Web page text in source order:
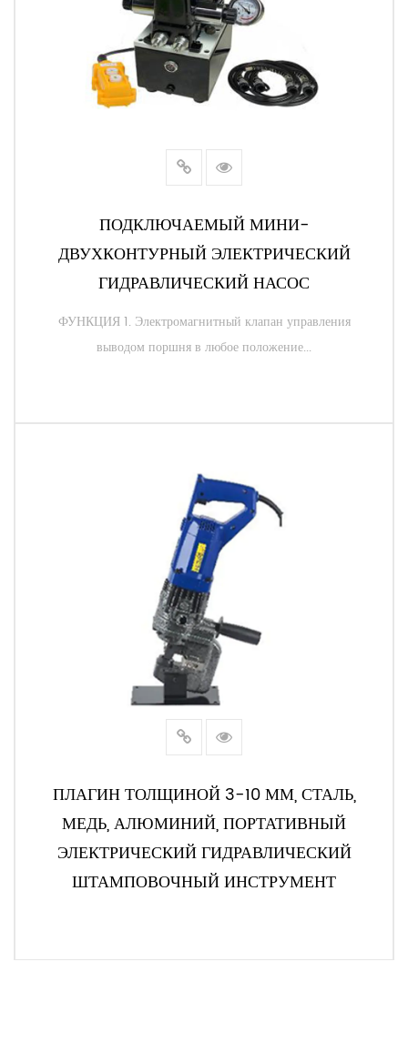
ПОДКЛЮЧАЕМЫЙ МИНИ-
ДВУХКОНТУРНЫЙ ЭЛЕКТРИЧЕСКИЙ
ГИДРАВЛИЧЕСКИЙ НАСОС
ФУНКЦИЯ 1. Электромагнитный клапан управления
выводом поршня в любое положение...
ПЛАГИН ТОЛЩИНОЙ 3-10 ММ, СТАЛЬ,
МЕДЬ, АЛЮМИНИЙ, ПОРТАТИВНЫЙ
ЭЛЕКТРИЧЕСКИЙ ГИДРАВЛИЧЕСКИЙ
ШТАМПОВОЧНЫЙ ИНСТРУМЕНТ